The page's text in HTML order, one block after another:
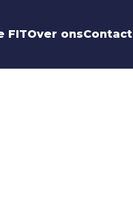
FITOver onsContact